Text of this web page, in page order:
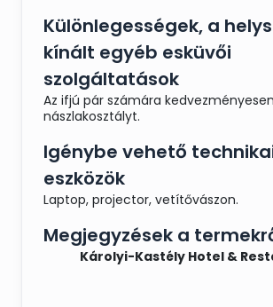
Különlegességek, a
kínált egyéb esküvői
szolgáltatások
Az ifjú pár számára
nászlakosztályt.
Igénybe vehető
eszközök
Laptop, projector, vetítővászon.
Megjegyzések a
Károlyi-Kastély Hotel &